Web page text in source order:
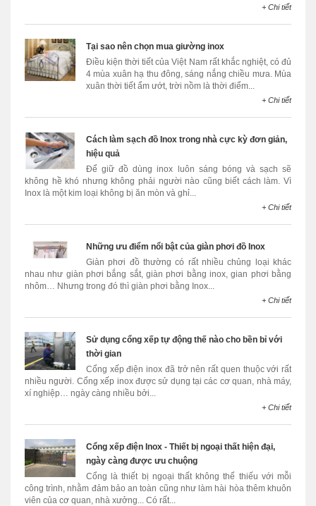
+ Chi tiết
Tại sao nên chọn mua giường inox
Điều kiện thời tiết của Việt Nam rất khắc nghiệt, có đủ
4 mùa xuân hạ thu đông, sáng nắng chiều mưa. Mùa
xuân thời tiết ẩm ướt, trời nồm là thời điểm...
+ Chi tiết
Cách làm sạch đồ Inox trong nhà cực kỳ đơn giản,
hiệu quả
Để giữ đồ dùng inox luôn sáng bóng và sạch sẽ
không hề khó nhưng không phải người nào cũng biết cách làm. Vì
Inox là một kim loại không bị ăn mòn và ghỉ...
+ Chi tiết
Những ưu điểm nổi bật của giàn phơi đồ Inox
Giàn phơi đồ thường có rất nhiều chủng loại khác
nhau như giàn phơi bắng sắt, giàn phơi bằng inox, gian phơi bằng
nhôm… Nhưng trong đó thì giàn phơi bằng Inox...
+ Chi tiết
Sử dụng cổng xếp tự động thế nào cho bền bỉ với
thời gian
Cổng xếp điện inox đã trở nên rất quen thuộc với rất
nhiều người. Cổng xếp inox được sử dụng tại các cơ quan, nhà máy,
xí nghiệp… ngày càng nhiều bởi...
+ Chi tiết
Cổng xếp điện Inox - Thiết bị ngoại thất hiện đại,
ngày càng được ưu chuộng
Cổng là thiết bị ngoại thất không thể thiếu với mỗi
công trình, nhằm đảm bảo an toàn cũng như làm hài hòa thêm khuôn
viên của cơ quan, nhà xưởng... Có rất...